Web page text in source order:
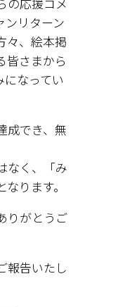
ンリターン
々、絵本掲
皆さまから
になってい
成でき、無
なく、「み
ります。
りがとうご
報告いたし